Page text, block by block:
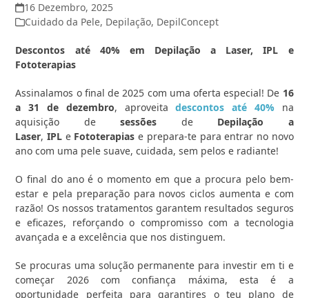
16 Dezembro, 2025
Cuidado da Pele, Depilação, DepilConcept
Descontos até 40% em Depilação a Laser, IPL e
Fototerapias
Assinalamos o final de 2025 com uma oferta especial! De 16
a 31 de dezembro, aproveitadescontos até 40%na
aquisição desessões de Depilação a
Laser,IPL e Fototerapias e prepara-te para entrar no novo
ano com uma pele suave, cuidada, sem pelos e radiante!
O final do ano é o momento em que a procura pelo bem-
estar e pela preparação para novos ciclos aumenta e com
razão! Os nossos tratamentos garantem resultados seguros
e eficazes, reforçando o compromisso com a tecnologia
avançada e a excelência que nos distinguem.
Se procuras uma solução permanente para investir em ti e
começar 2026 com confiança máxima, esta é a
oportunidade perfeita para garantires o teu plano de